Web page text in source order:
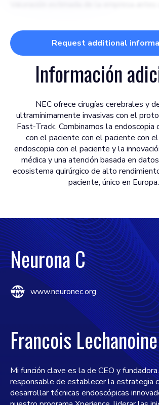
Request additional
Información
NEC ofrece cirugías cerebrales y
ultramínimamente invasivas con el
Fast-Track. Combinamos la endoscopia
con el paciente con el paciente con
endoscopia con el paciente y la
médica y una atención basada en
ecosistema quirúrgico de alto
paciente, único en Europa.
Neurona C
www.neuronec.org
Francois Lechanoine
Mi función clave es la de CEO y
responsable de establecer la estrategia
desarrollar técnicas endoscópicas